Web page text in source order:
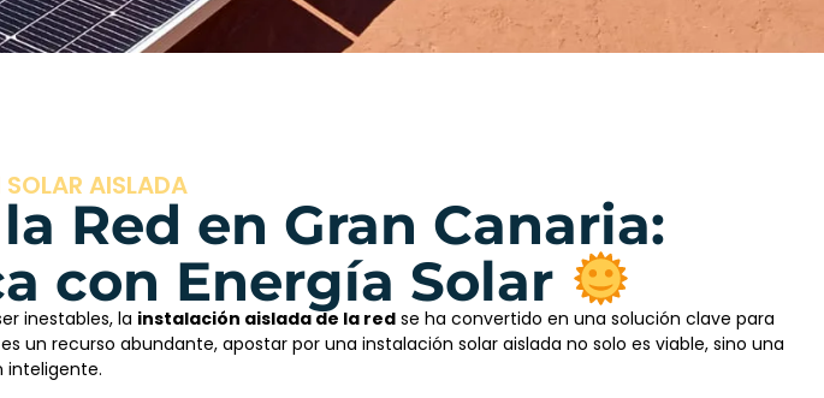
AISLADA
Red en Gran Canaria:
con Energía Solar
inestables, la instalación aislada de la redse ha convertido en una solución clave para
un recurso abundante, apostar por una instalación solar aislada no solo es viable, sino una
inteligente.